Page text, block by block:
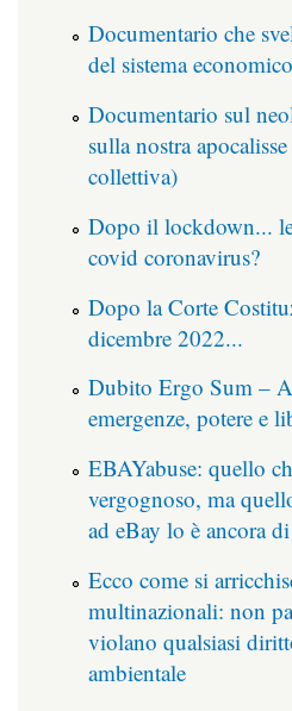
Documentario che
del sistema
Documentario sul
sulla nostra
collettiva)
Dopo il lockdown...
covid coronavirus?
Dopo la Corte
dicembre 2022...
Dubito Ergo Sum –
emergenze, potere e
EBAYabuse: quello
vergognoso, ma
ad eBay lo è ancora
Ecco come si
multinazionali: non
violano qualsiasi
ambientale